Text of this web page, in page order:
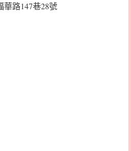
華路147巷28號